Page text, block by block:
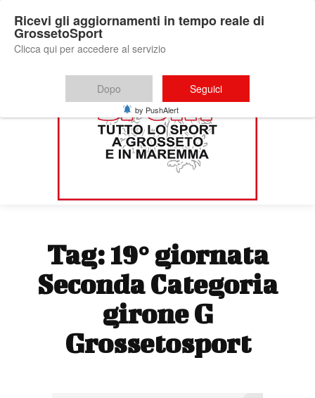
Tag: 19° giornata
Seconda Categoria
girone G
Grossetosport
Ricevi gli aggiornamenti in tempo reale di
GrossetoSport
Clicca qui per accedere al servizio
Dopo Seguici
by PushAlert